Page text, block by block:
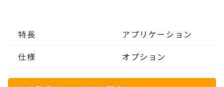
特長
アプリケーション
仕様
オプション